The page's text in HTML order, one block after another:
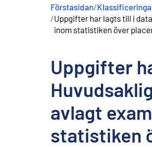
Förstasidan/
/Uppgifter har lagts till i
inom statistiken över
Uppgifter
avlagt
statistiken